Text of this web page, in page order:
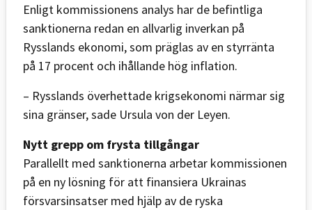
Enligt kommissionens analys har de befintliga
sanktionerna redan en allvarlig inverkan på
Rysslands ekonomi, som präglas av en styrränta
på 17 procent och ihållande hög inflation.
– Rysslands överhettade krigsekonomi närmar sig
sina gränser, sade Ursula von der Leyen.
Nytt grepp om frysta tillgångar
Parallellt med sanktionerna arbetar kommissionen
på en ny lösning för att finansiera Ukrainas
försvarsinsatser med hjälp av de ryska